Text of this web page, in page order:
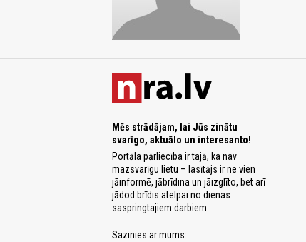
Mēs strādājam, lai Jūs zinātu
svarīgo, aktuālo un interesanto!
Portāla pārliecība ir tajā, ka nav
mazsvarīgu lietu – lasītājs ir ne vien
jāinformē, jābrīdina un jāizglīto, bet arī
jādod brīdis atelpai no dienas
saspringtajiem darbiem.
Sazinies ar mums: